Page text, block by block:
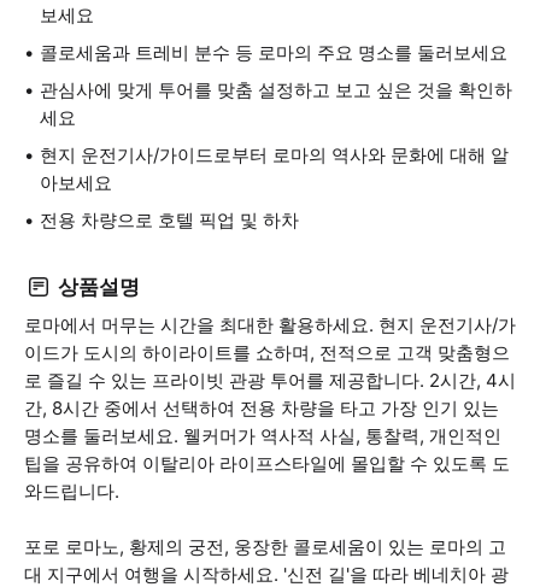
보세요
콜로세움과 트레비 분수 등 로마의 주요 명소를 둘러보세요
관심사에 맞게 투어를 맞춤 설정하고 보고 싶은 것을 확인하
세요
현지 운전기사/가이드로부터 로마의 역사와 문화에 대해 알
아보세요
전용 차량으로 호텔 픽업 및 하차
상품설명
로마에서 머무는 시간을 최대한 활용하세요. 현지 운전기사/가
이드가 도시의 하이라이트를 쇼하며, 전적으로 고객 맞춤형으
로 즐길 수 있는 프라이빗 관광 투어를 제공합니다. 2시간, 4시
간, 8시간 중에서 선택하여 전용 차량을 타고 가장 인기 있는
명소를 둘러보세요. 웰커머가 역사적 사실, 통찰력, 개인적인
팁을 공유하여 이탈리아 라이프스타일에 몰입할 수 있도록 도
와드립니다.
포로 로마노, 황제의 궁전, 웅장한 콜로세움이 있는 로마의 고
대 지구에서 여행을 시작하세요. '신전 길'을 따라 베네치아 광